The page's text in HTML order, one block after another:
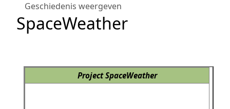
Geschiedenis weergeven
SpaceWeather
Project SpaceWeather